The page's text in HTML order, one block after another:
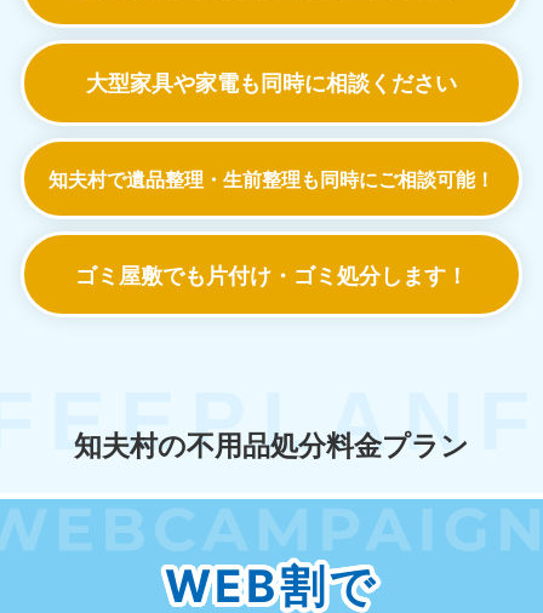
大型家具や家電も同時に相談ください
知夫村で遺品整理・生前整理も同時にご相談可能！
ゴミ屋敷でも 片付け・ゴミ処分します！
知夫村の不用品処分料金プラン
WEB割で